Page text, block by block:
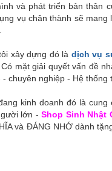
và phát triển bản thân
vụ chân thành sẽ
xây dựng đó là dịch vụ
mặt giải quyết vấn đề
chuyên nghiệp - Hệ
kinh doanh đó là cung
lớn -Shop Sinh Nhật
và ĐÁNG NHỚ dành